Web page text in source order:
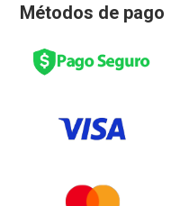
Métodos de pago